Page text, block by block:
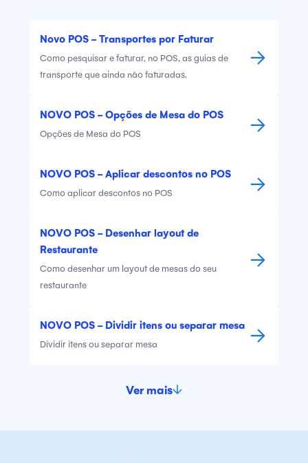
Novo POS - Transportes por Faturar
Como pesquisar e faturar, no POS, as guias de
transporte que ainda não faturadas.
NOVO POS - Opções de Mesa do POS
Opções de Mesa do POS
NOVO POS - Aplicar descontos no POS
Como aplicar descontos no POS
NOVO POS - Desenhar layout de
Restaurante
Como desenhar um layout de mesas do seu
restaurante
NOVO POS - Dividir itens ou separar mesa
Dividir itens ou separar mesa
Ver mais